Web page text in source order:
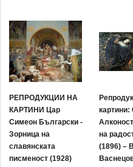
РЕПРОДУКЦИИ НА
КАРТИНИ Цар
Симеон Български -
Зорница на
славянската
писменост (1928)
картини:
на
(1896) –